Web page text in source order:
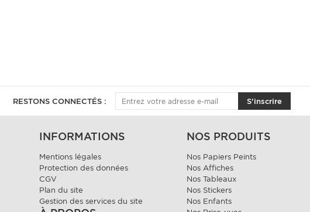
RESTONS CONNECTÉS : S'inscrire
INFORMATIONS
Mentions légales
Protection des données
CGV
Plan du site
Gestion des services du site
NOS PRODUITS
Nos Papiers Peints
Nos Affiches
Nos Tableaux
Nos Stickers
Nos Enfants